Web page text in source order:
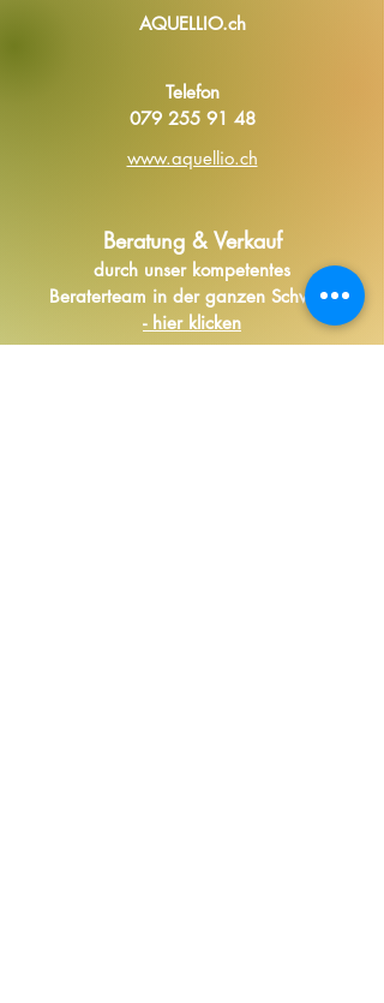
AQUELLIO.ch
Telefon
079 255 91 48
www.aquellio.ch
Beratung & Verkauf
durch unser kompetentes
Beraterteam in der ganzen Schweiz
- hier klicken